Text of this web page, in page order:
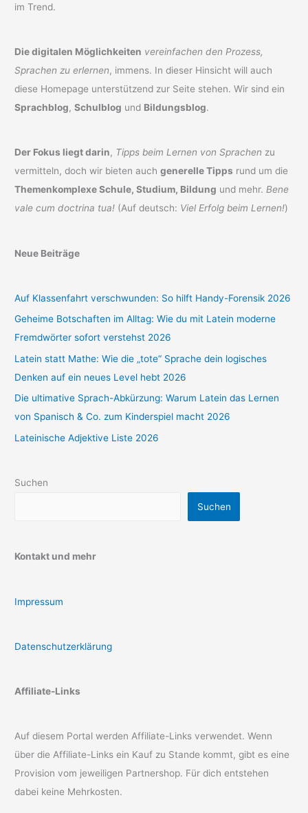
im Trend.
Die digitalen Möglichkeiten vereinfachen den Prozess,
Sprachen zu erlernen, immens. In dieser Hinsicht will auch
diese Homepage unterstützend zur Seite stehen. Wir sind ein
Sprachblog,Schulblog und Bildungsblog.
Der Fokus liegt darin, Tipps beim Lernen von Sprachen zu
vermitteln, doch wir bieten auchgenerelle Tipps rund um die
Themenkomplexe Schule, Studium, Bildung und mehr.Bene
vale cum doctrina tua! (Auf deutsch: Viel Erfolg beim Lernen!)
Neue Beiträge
Auf Klassenfahrt verschwunden: So hilft Handy-Forensik 2026
Geheime Botschaften im Alltag: Wie du mit Latein moderne
Fremdwörter sofort verstehst 2026
Latein statt Mathe: Wie die „tote“ Sprache dein logisches
Denken auf ein neues Level hebt 2026
Die ultimative Sprach-Abkürzung: Warum Latein das Lernen
von Spanisch & Co. zum Kinderspiel macht 2026
Lateinische Adjektive Liste 2026
Suchen
Suchen
Kontakt und mehr
Impressum
Datenschutzerklärung
Affiliate-Links
Auf diesem Portal werden Affiliate-Links verwendet. Wenn
über die Affiliate-Links ein Kauf zu Stande kommt, gibt es eine
Provision vom jeweiligen Partnershop. Für dich entstehen
dabei keine Mehrkosten.